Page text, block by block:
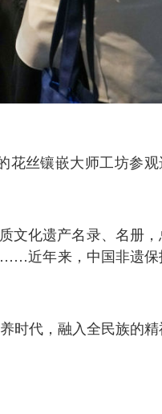
花丝镶嵌大师工坊参
文化遗产名录、名册
……近年来，中国非遗
时代，融入全民族的